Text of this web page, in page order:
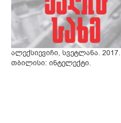
ალექსიევიჩი, სვეტლანა. 2017.
თბილისი: ინტელექტი.